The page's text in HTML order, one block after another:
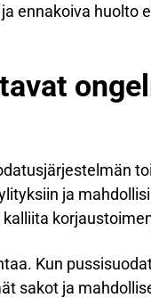
ja ennakoiva huolto
ja
Kun
sakot ja